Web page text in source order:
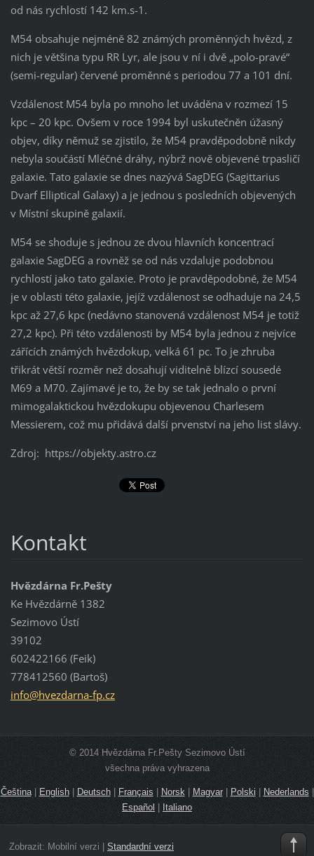
od nás rychlostí 142 km.s-1.
M54 obsahuje nejméně 82 známých proměnných hvězd, z
nich je většina typu RR Lyr, ale jsou v ní i dvě „polo-pravé“
(semi-regular) červené proměnné s periodou 77 a 101 dní.
Vzdálenost M54 byla po mnoho let uváděna v rozmezí 15
kpc – 20 kpc. Ovšem v roce 1994 byl uskutečněn úžasný
objev, díky němuž se zjistilo, že M54 pravděpodobně nikdy
nebyla součástí Mléčné dráhy, nýbrž nově objevené trpasličí
galaxie. Tato galaxie se dnes nazývá SagDEG (Sagittarius
Dvarf Elliptical Galaxy) a je jednou s posledních objevených
v Místní skupině galaxií.
M54 se shoduje s jednou ze dvou hlavních koncentrací
galaxie SagDEG a rovněž se od nás vzdaluje podobnou
rychlostí jako tato galaxie. Proto je pravděpodobné, že M54
je v oblasti této galaxie, jejíž vzdálenost se odhaduje na 24,5
kpc až 27,6 kpc (nedávno stanovená vzdálenost M54 je totiž
27,2 kpc). Při této vzdálenosti by M54 byla jednou z nejvíce
zářících známých hvězdokup, velká 61 pc. To je zhruba
třikrát větší rozměr než dosahují viditelně blízcí sousedé
M69 a M70. Zajímavé je to, že by se tak jednalo o první
mimogalaktickou hvězdokupu objevenou Charlesem
Messierem, což mu přidává další prvenství na jeho list slávy.
Zdroj: https://objekty.astro.cz
Kontakt
Hvězdárna Fr.Pešty
Ke Hvězdárně 1382
Sezimovo Ústí
39102
602422166 (Feik)
778412560 (Bartoš)
info@hvezdarna-fp.cz
© 2014 Hvězdárna Fr.Pešty Sezimovo Ústí
všechna práva vyhrazena
Čeština| English| Deutsch| Français |Norsk|Magyar| Polski | Nederlands|
Español
Italiano
Zobrazit: Mobilní verzi Standardní verzi